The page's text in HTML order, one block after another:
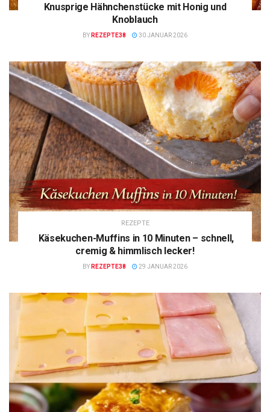
Knusprige Hähnchenstücke mit Honig und
Knoblauch
BY REZEPTE38 30 JANUAR 2026
REZEPTE
Käsekuchen-Muffins in 10 Minuten – schnell,
cremig & himmlisch lecker!
BY REZEPTE38 29 JANUAR 2026